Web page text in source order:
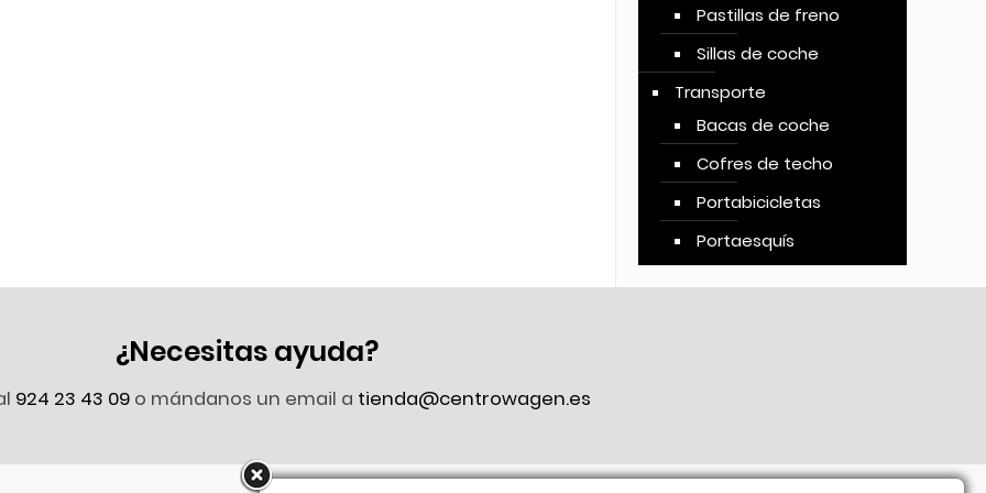
Pastillas de freno
Sillas de coche
Transporte
Bacas de coche
Cofres de techo
Portabicicletas
Portaesquís
¿Necesitas ayuda?
924 23 43 09 o mándanos un email a tienda@centrowagen.es